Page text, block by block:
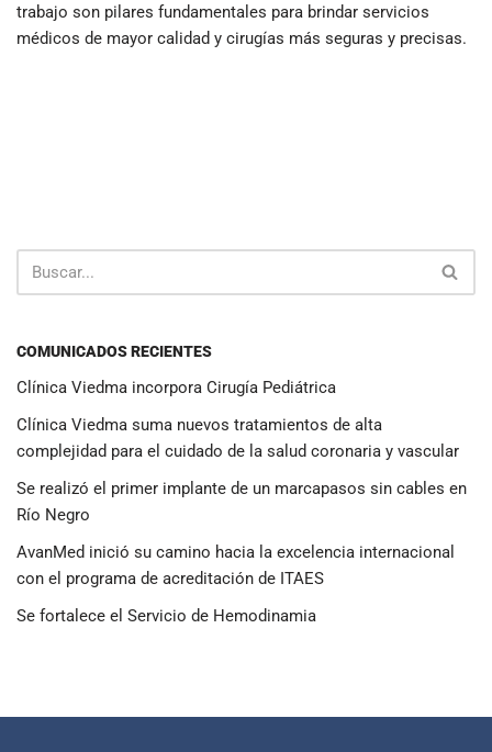
trabajo son pilares fundamentales para brindar servicios
médicos de mayor calidad y cirugías más seguras y precisas.
COMUNICADOS RECIENTES
Clínica Viedma incorpora Cirugía Pediátrica
Clínica Viedma suma nuevos tratamientos de alta
complejidad para el cuidado de la salud coronaria y vascular
Se realizó el primer implante de un marcapasos sin cables en
Río Negro
AvanMed inició su camino hacia la excelencia internacional
con el programa de acreditación de ITAES
Se fortalece el Servicio de Hemodinamia